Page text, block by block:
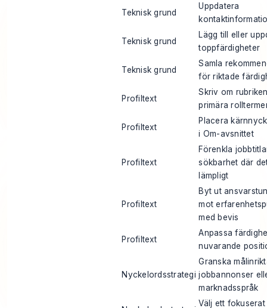
Teknisk grund
Uppdatera
Teknisk grund
Lägg till eller
toppfärdigheter
Teknisk grund
Samla
för riktade
Profiltext
Skriv om
primära
Profiltext
Placera
i Om-avsnittet
Profiltext
Förenkla
sökbarhet där
lämpligt
Profiltext
Byt ut
mot
med bevis
Profiltext
Anpassa
nuvarande
Nyckelordsstrategi
Granska
jobbannonser
marknadsspråk
Välj ett